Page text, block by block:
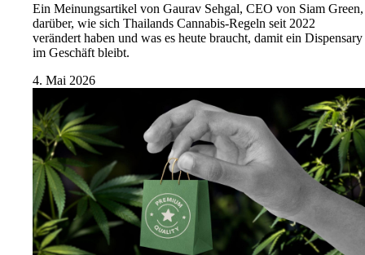
Ein Meinungsartikel von Gaurav Sehgal, CEO von Siam Green,
darüber, wie sich Thailands Cannabis-Regeln seit 2022
verändert haben und was es heute braucht, damit ein Dispensary
im Geschäft bleibt.
4. Mai 2026